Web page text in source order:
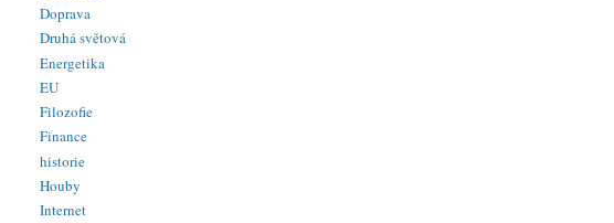
Doprava
Druhá světová
Energetika
EU
Filozofie
Finance
historie
Houby
Internet